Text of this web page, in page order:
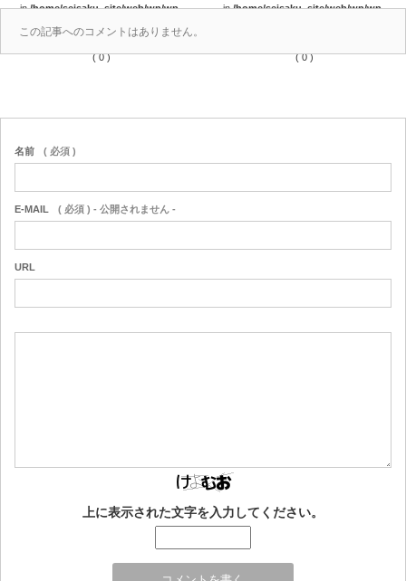
in/home/seisaku_site/web/wp/wp-
content/themes/seisaku/comments.php
( 0 )
in/home/seisaku_site/web/wp/wp-
( 0 )
この記事へのコメントはありません。
名前 ( 必須 )
E-MAIL ( 必須 ) - 公開されません -
URL
上に表示された文字を入力してください。